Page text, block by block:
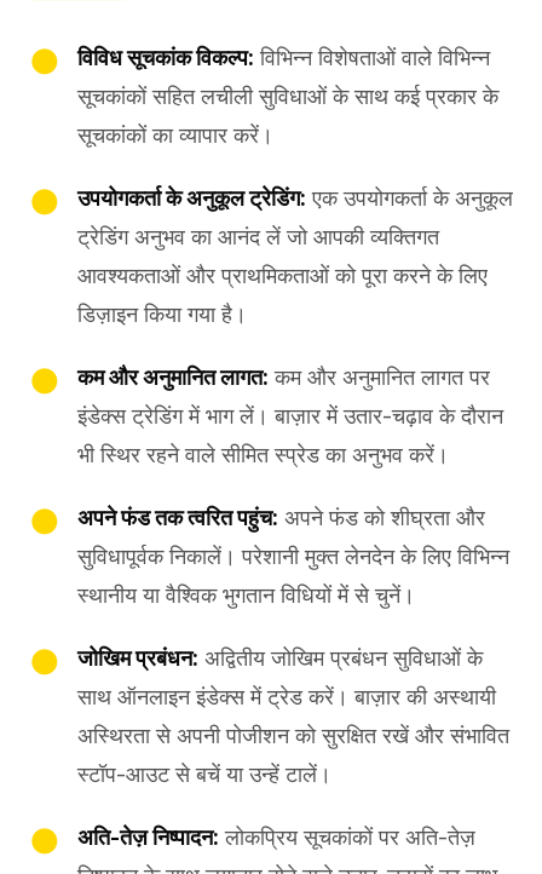
विविध सूचकांक विकल्प: विभिन्न विशेषताओं वाले विभिन्न
सूचकांकों सहित लचीली सुविधाओं के साथ कई प्रकार के
सूचकांकों का व्यापार करें।
उपयोगकर्ता के अनुकूल ट्रेडिंग: एक उपयोगकर्ता के अनुकूल
ट्रेडिंग अनुभव का आनंद लें जो आपकी व्यक्तिगत
आवश्यकताओं और प्राथमिकताओं को पूरा करने के लिए
डिज़ाइन किया गया है।
कम और अनुमानित लागत: कम और अनुमानित लागत पर
इंडेक्स ट्रेडिंग में भाग लें। बाज़ार में उतार-चढ़ाव के दौरान
भी स्थिर रहने वाले सीमित स्प्रेड का अनुभव करें।
अपने फंड तक त्वरित पहुंच: अपने फंड को शीघ्रता और
सुविधापूर्वक निकालें। परेशानी मुक्त लेनदेन के लिए विभिन्न
स्थानीय या वैश्विक भुगतान विधियों में से चुनें।
जोखिम प्रबंधन: अद्वितीय जोखिम प्रबंधन सुविधाओं के
साथ ऑनलाइन इंडेक्स में ट्रेड करें। बाज़ार की अस्थायी
अस्थिरता से अपनी पोजीशन को सुरक्षित रखें और संभावित
स्टॉप-आउट से बचें या उन्हें टालें।
अति-तेज़ निष्पादन: लोकप्रिय सूचकांकों पर अति-तेज़